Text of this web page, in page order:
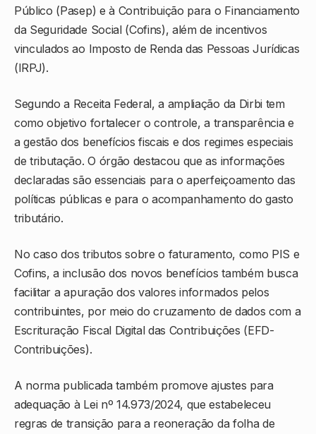
Público (Pasep) e à Contribuição para o Financiamento
da Seguridade Social (Cofins), além de incentivos
vinculados ao Imposto de Renda das Pessoas Jurídicas
(IRPJ).
Segundo a Receita Federal, a ampliação da Dirbi tem
como objetivo fortalecer o controle, a transparência e
a gestão dos benefícios fiscais e dos regimes especiais
de tributação. O órgão destacou que as informações
declaradas são essenciais para o aperfeiçoamento das
políticas públicas e para o acompanhamento do gasto
tributário.
No caso dos tributos sobre o faturamento, como PIS e
Cofins, a inclusão dos novos benefícios também busca
facilitar a apuração dos valores informados pelos
contribuintes, por meio do cruzamento de dados com a
Escrituração Fiscal Digital das Contribuições (EFD-
Contribuições).
A norma publicada também promove ajustes para
adequação à Lei nº 14.973/2024, que estabeleceu
regras de transição para a reoneração da folha de